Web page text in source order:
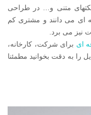
متنی و… در طراحی
ای می دانند و مشتری کم
نیز می برد.
ای برای شرکت، کارخانه،
را به دقت بخوانید مطمئنا